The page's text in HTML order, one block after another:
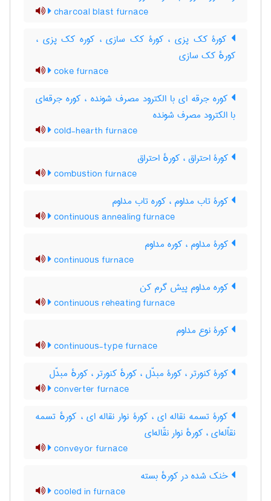
charcoal blast furnace
کورۀ کک پزی ، کورۀ کک سازی ، کوره کک پزی ،
کورهٔ کک سازی
coke furnace
کوره جرقه ای با الکترود مصرف شونده ، کوره جرقه‌ای
با الکترود مصرف شونده
cold-hearth furnace
کورۀ احتراق ، کورهٔ احتراق
combustion furnace
کورۀ تاب مداوم ، کوره تاب مداوم
continuous annealing furnace
کورۀ مداوم ، کوره مداوم
continuous furnace
کوره مداوم پیش گرم کن
continuous reheating furnace
کورۀ نوع مداوم
continuous-type furnace
کورۀ کنورتر ، کورۀ مبدّل ، کورهٔ کنورتر ، کورهٔ مبدّل
converter furnace
کورۀ تسمه نقاله ای ، کورۀ نوار نقاله ای ، کورهٔ تسمه
نقاّله‌ای ، کورهٔ نوار نقّاله‌ای
conveyor furnace
خنک شده در کورهٔ بسته
cooled in furnace